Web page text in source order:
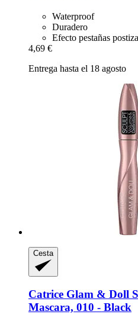
Waterproof
Duradero
Efecto pestañas
4,69 €
Entrega hasta el 18 agosto
Cesta
Catrice Glam & Doll
Mascara, 010 -​ Black